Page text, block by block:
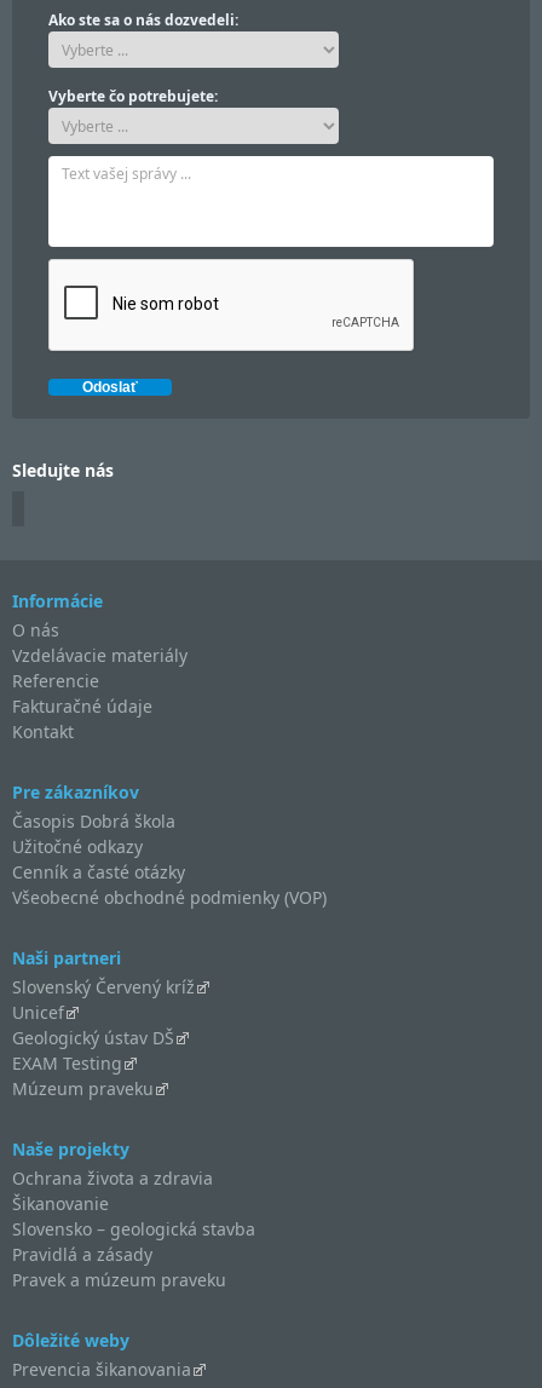
Ako ste sa o nás dozvedeli:
Vyberte čo potrebujete:
Sledujte nás
Informácie
O nás
Vzdelávacie materiály
Referencie
Fakturačné údaje
Kontakt
Pre zákazníkov
Časopis Dobrá škola
Užitočné odkazy
Cenník a časté otázky
Všeobecné obchodné podmienky (VOP)
Naši partneri
Slovenský Červený kríž
Unicef
Geologický ústav DŠ
EXAM Testing
Múzeum praveku
Naše projekty
Ochrana života a zdravia
Šikanovanie
Slovensko – geologická stavba
Pravidlá a zásady
Pravek a múzeum praveku
Dôležité weby
Prevencia šikanovania